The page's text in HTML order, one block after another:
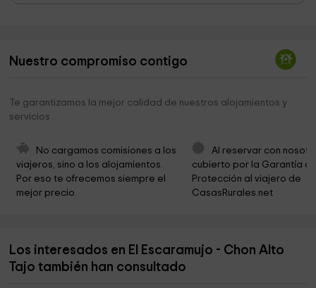
Iglesia de Megina 6,2 km
Iglesia Cueva del Hierro
Centro de Interpretación de la Minería
Cueva Del Hierro
Iglesia de Masegosa 11,2 km
Ermita de los Remedios 11,7 km
Ermita Virgen de la Zarza
Nuestro compromiso contigo
Te garantizamos la mejor calidad de nuestros alojamientos y
servicios
No cargamos comisiones a los
viajeros, sino a los alojamientos.
Por eso te ofrecemos siempre el
mejor precio.
Al reservar con
cubierto por la Garantía
Protección al viajero de
CasasRurales.net
Los interesados en El Escaramujo - Chon Alto
Tajo también han consultado